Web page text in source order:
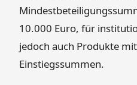
10.000 Euro, für
jedoch auch Produkte
Einstiegssummen.